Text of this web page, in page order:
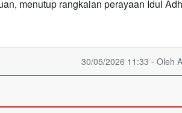
menutup rangkaian perayaan Idul
30/05/2026 11:33 - Oleh